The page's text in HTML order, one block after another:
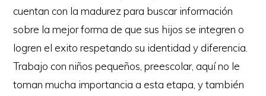
cuentan con la madurez para buscar información
sobre la mejor forma de que sus hijos se integren o
logren el exito respetando su identidad y diferencia.
Trabajo con niños pequeños, preescolar, aquí no le
toman mucha importancia a esta etapa, y también